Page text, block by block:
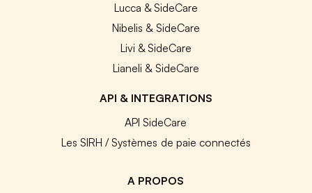
Lucca & SideCare
Nibelis & SideCare
Livi & SideCare
Lianeli & SideCare
API & INTEGRATIONS
API SideCare
Les SIRH / Systèmes de paie connectés
A PROPOS